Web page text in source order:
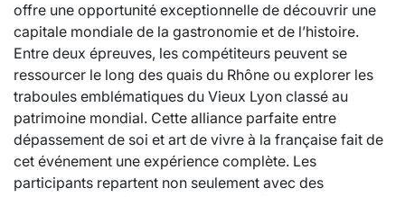
offre une opportunité exceptionnelle de découvrir une
capitale mondiale de la gastronomie et de l’histoire.
Entre deux épreuves, les compétiteurs peuvent se
ressourcer le long des quais du Rhône ou explorer les
traboules emblématiques du Vieux Lyon classé au
patrimoine mondial. Cette alliance parfaite entre
dépassement de soi et art de vivre à la française fait de
cet événement une expérience complète. Les
participants repartent non seulement avec des